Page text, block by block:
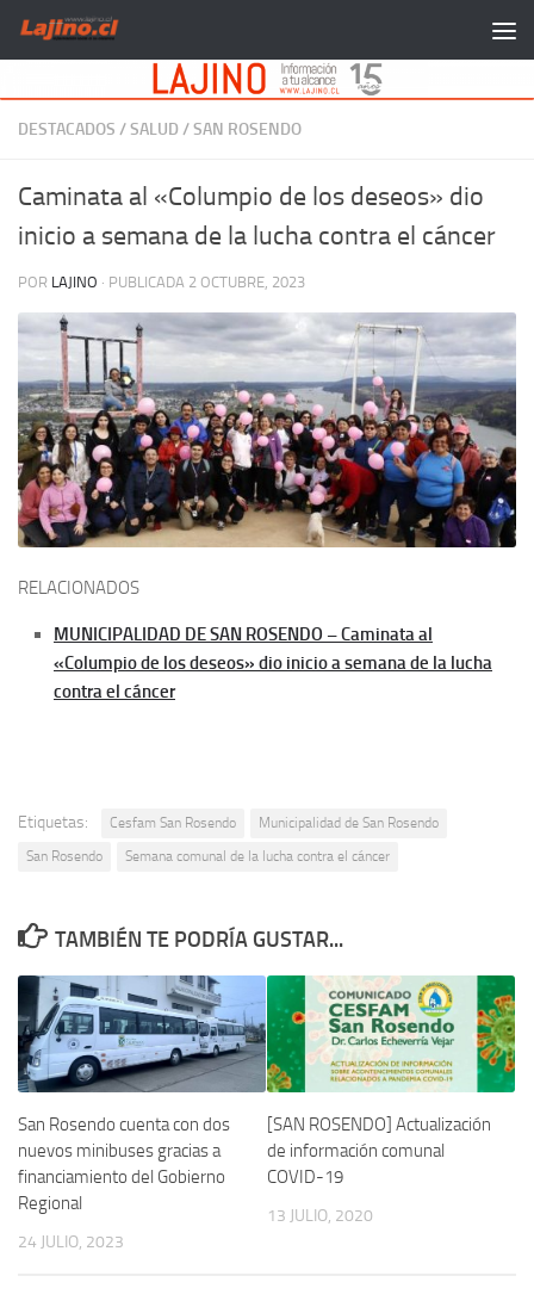
Saltar al contenido
DESTACADOS /SALUD /SAN ROSENDO
Caminata al «Columpio de los deseos» dio
inicio a semana de la lucha contra el cáncer
POR LAJINO · PUBLICADA 2 OCTUBRE, 2023
RELACIONADOS
MUNICIPALIDAD DE SAN ROSENDO – Caminata al
«Columpio de los deseos» dio inicio a semana de la lucha
contra el cáncer
Etiquetas: Cesfam San Rosendo
Municipalidad de San Rosendo
San Rosendo
Semana comunal de la lucha contra el cáncer
TAMBIÉN TE PODRÍA GUSTAR...
San Rosendo cuenta con dos
nuevos minibuses gracias a
financiamiento del Gobierno
Regional
24 JULIO, 2023
[SAN ROSENDO] Actualización
de información comunal
COVID-19
13 JULIO, 2020